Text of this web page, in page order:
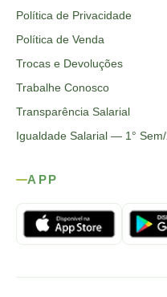
Política de Privacidade
Política de Venda
Trocas e Devoluções
Trabalhe Conosco
Transparência Salarial
Igualdade Salarial — 1°
APP